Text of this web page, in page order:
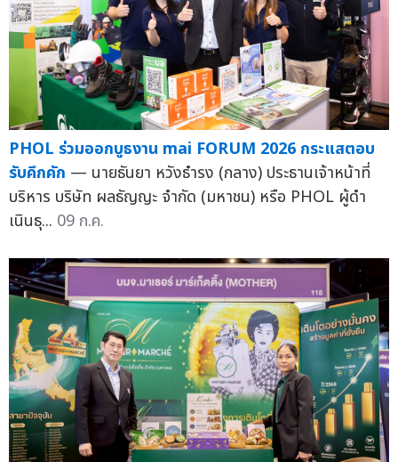
PHOL ร่วมออกบูธงาน mai FORUM 2026 กระแสตอบ
รับคึกคัก — นายธันยา หวังธำรง (กลาง) ประธานเจ้าหน้าที่
บริหาร บริษัท ผลธัญญะ จำกัด (มหาชน) หรือ PHOL ผู้ดำ
เนินธุ... 09 ก.ค.